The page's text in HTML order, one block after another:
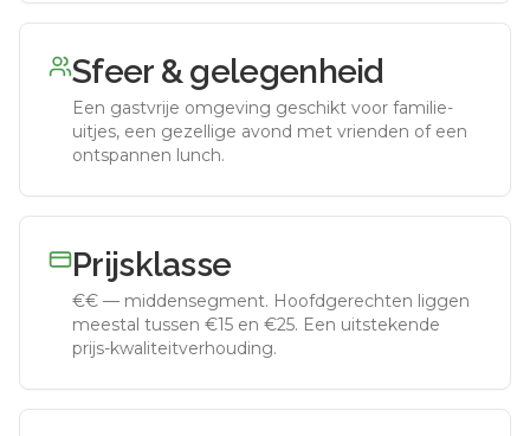
Sfeer & gelegenheid
Een gastvrije omgeving geschikt voor familie-
uitjes, een gezellige avond met vrienden of een
ontspannen lunch.
Prijsklasse
€€ — middensegment. Hoofdgerechten liggen
meestal tussen €15 en €25. Een uitstekende
prijs-kwaliteitverhouding.